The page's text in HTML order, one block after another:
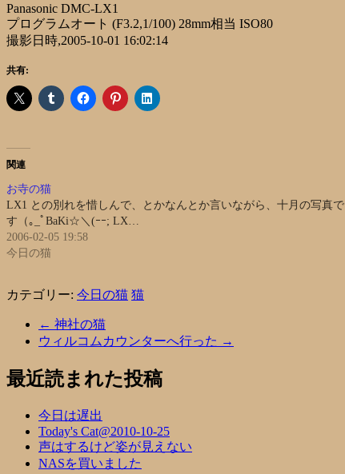
Panasonic DMC-LX1
プログラムオート (F3.2,1/100) 28mm相当 ISO80
撮影日時,2005-10-01 16:02:14
共有:
関連
お寺の猫
LX1 との別れを惜しんで、とかなんとか言いながら、十月の写真で
す（｡_ﾟBaKi☆＼(ｰｰ; LX…
2006-02-05 19:58
今日の猫
カテゴリー: 今日の猫 猫
← 神社の猫
ウィルコムカウンターへ行った →
最近読まれた投稿
今日は遅出
Today's Cat@2010-10-25
声はするけど姿が見えない
NASを買いました